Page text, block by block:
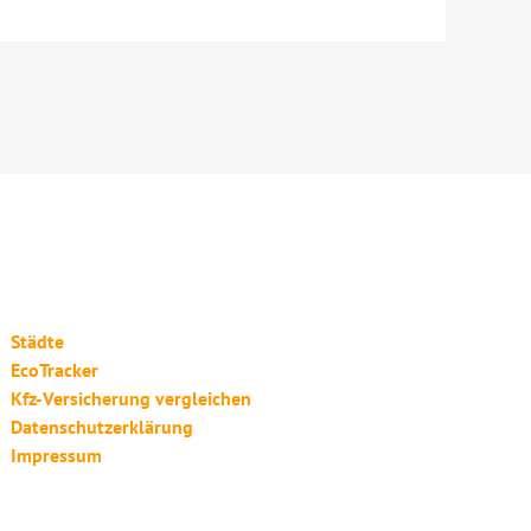
Städte
EcoTracker
Kfz-Versicherung vergleichen
Datenschutzerklärung
Impressum